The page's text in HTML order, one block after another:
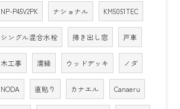
NP-P45V2PK ナショナル KM5051TEC
シングル混合水栓 掃き出し窓 戸車
木工事 濡縁 ウッドデッキ ノダ
NODA 直貼り カナエル Canaeru